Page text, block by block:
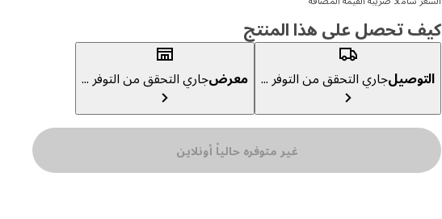
كيف تحصل على هذا المنتج
التوصيلجاري التحقق من التوفر ... معرضجاري التحقق من التوفر ...
غير متوفره حالياً أونلاين